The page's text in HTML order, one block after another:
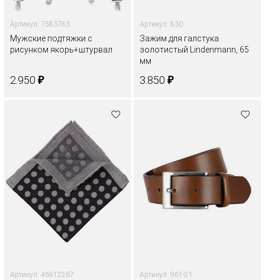
Артикул: 7583783
Мужские подтяжки с
рисунком якорь+штурвал
2.950 ₽
Артикул: 830
Зажим для галстука
золотистый Lindenmann, 65
мм
3.850 ₽
Артикул: 46912267 Артикул: 961-21